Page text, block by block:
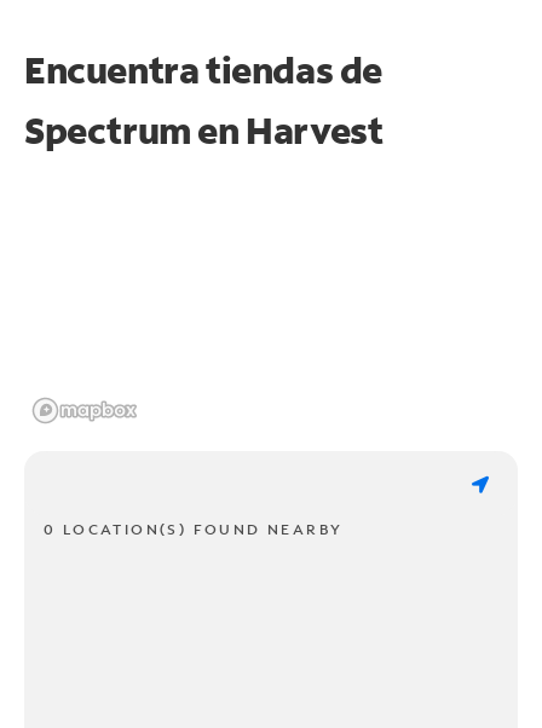
Encuentra tiendas de
Spectrum en Harvest
0 LOCATION(S) FOUND NEARBY